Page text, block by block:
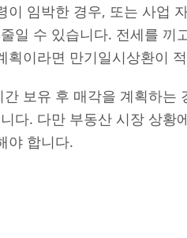
임박한 경우, 또는 사업
일 수 있습니다. 전세를 끼
이라면 만기일시상환이
보유 후 매각을 계획하는
다. 다만 부동산 시장 상황
야 합니다.